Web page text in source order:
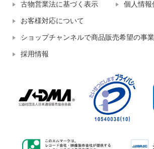
古物営業法に基づく表示 個人情報
お客様対応について
ショップチャンネルで商品販売希望の事
採用情報